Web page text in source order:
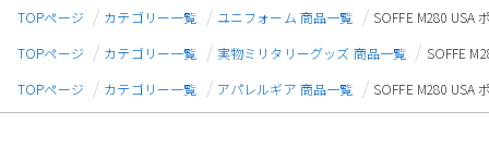
TOPページ
カテゴリー一覧 ユニフォーム 商品一覧
SOFFE M280 USA
TOPページ
カテゴリー一覧 実物ミリタリーグッズ 商品一覧
SOFFE
TOPページ
カテゴリー一覧 アパレルギア 商品一覧 SOFFE M280 USA